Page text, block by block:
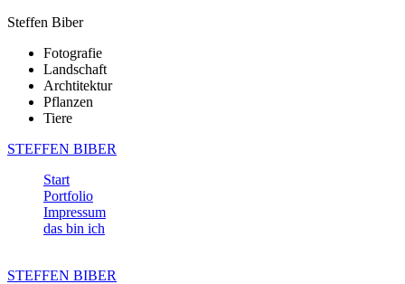
Steffen Biber
Fotografie
Landschaft
Archtitektur
Pflanzen
Tiere
STEFFEN BIBER
Start
Portfolio
Impressum
das bin ich
STEFFEN BIBER